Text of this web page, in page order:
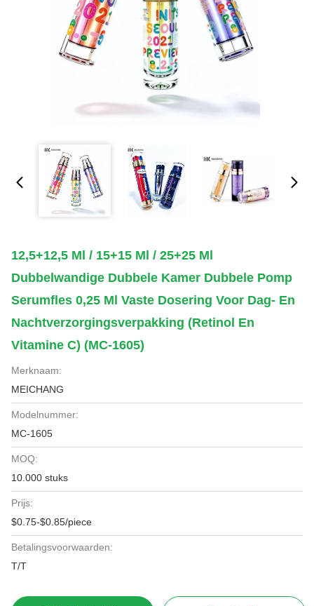
12,5+12,5 Ml / 15+15 Ml / 25+25 Ml
Dubbelwandige Dubbele Kamer Dubbele Pomp
Serumfles 0,25 Ml Vaste Dosering Voor Dag- En
Nachtverzorgingsverpakking (retinol En
Vitamine C) (MC-1605)
Merknaam:
MEICHANG
Modelnummer:
MC-1605
MOQ:
10.000 stuks
Prijs:
$0.75-$0.85/piece
Betalingsvoorwaarden:
T/T